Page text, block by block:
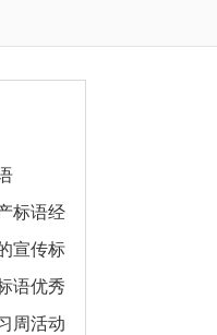
标语经
宣传标
语优秀
周活动